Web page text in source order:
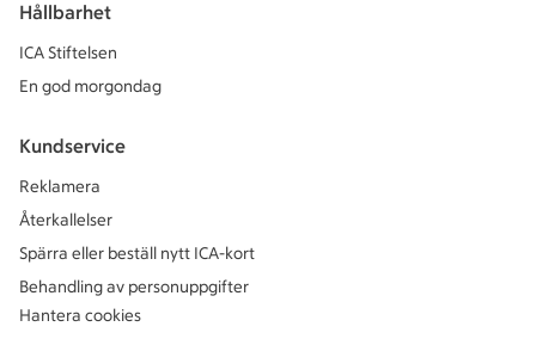
Hållbarhet
ICA Stiftelsen
En god morgondag
Kundservice
Reklamera
Återkallelser
Spärra eller beställ nytt ICA-kort
Behandling av personuppgifter
Hantera cookies